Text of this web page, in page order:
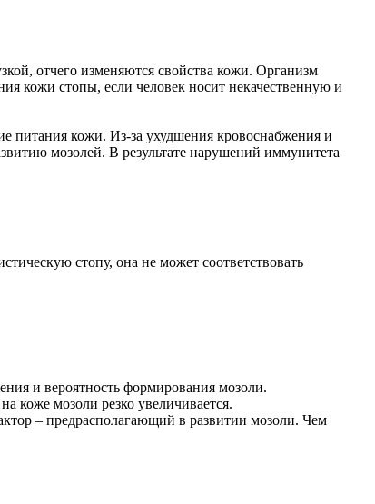
отчего изменяются свойства кожи. Организм
кожи стопы, если человек носит некачественную и
питания кожи. Из-за ухудшения кровоснабжения и
мозолей. В результате нарушений иммунитета
стопу, она не может соответствовать
и вероятность формирования мозоли.
коже мозоли резко увеличивается.
– предрасполагающий в развитии мозоли. Чем